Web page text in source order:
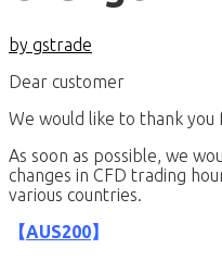
by gstrade
Dear customer
We would like to thank
As soon as possible, we
changes in CFD trading
various countries.
【AUS200】